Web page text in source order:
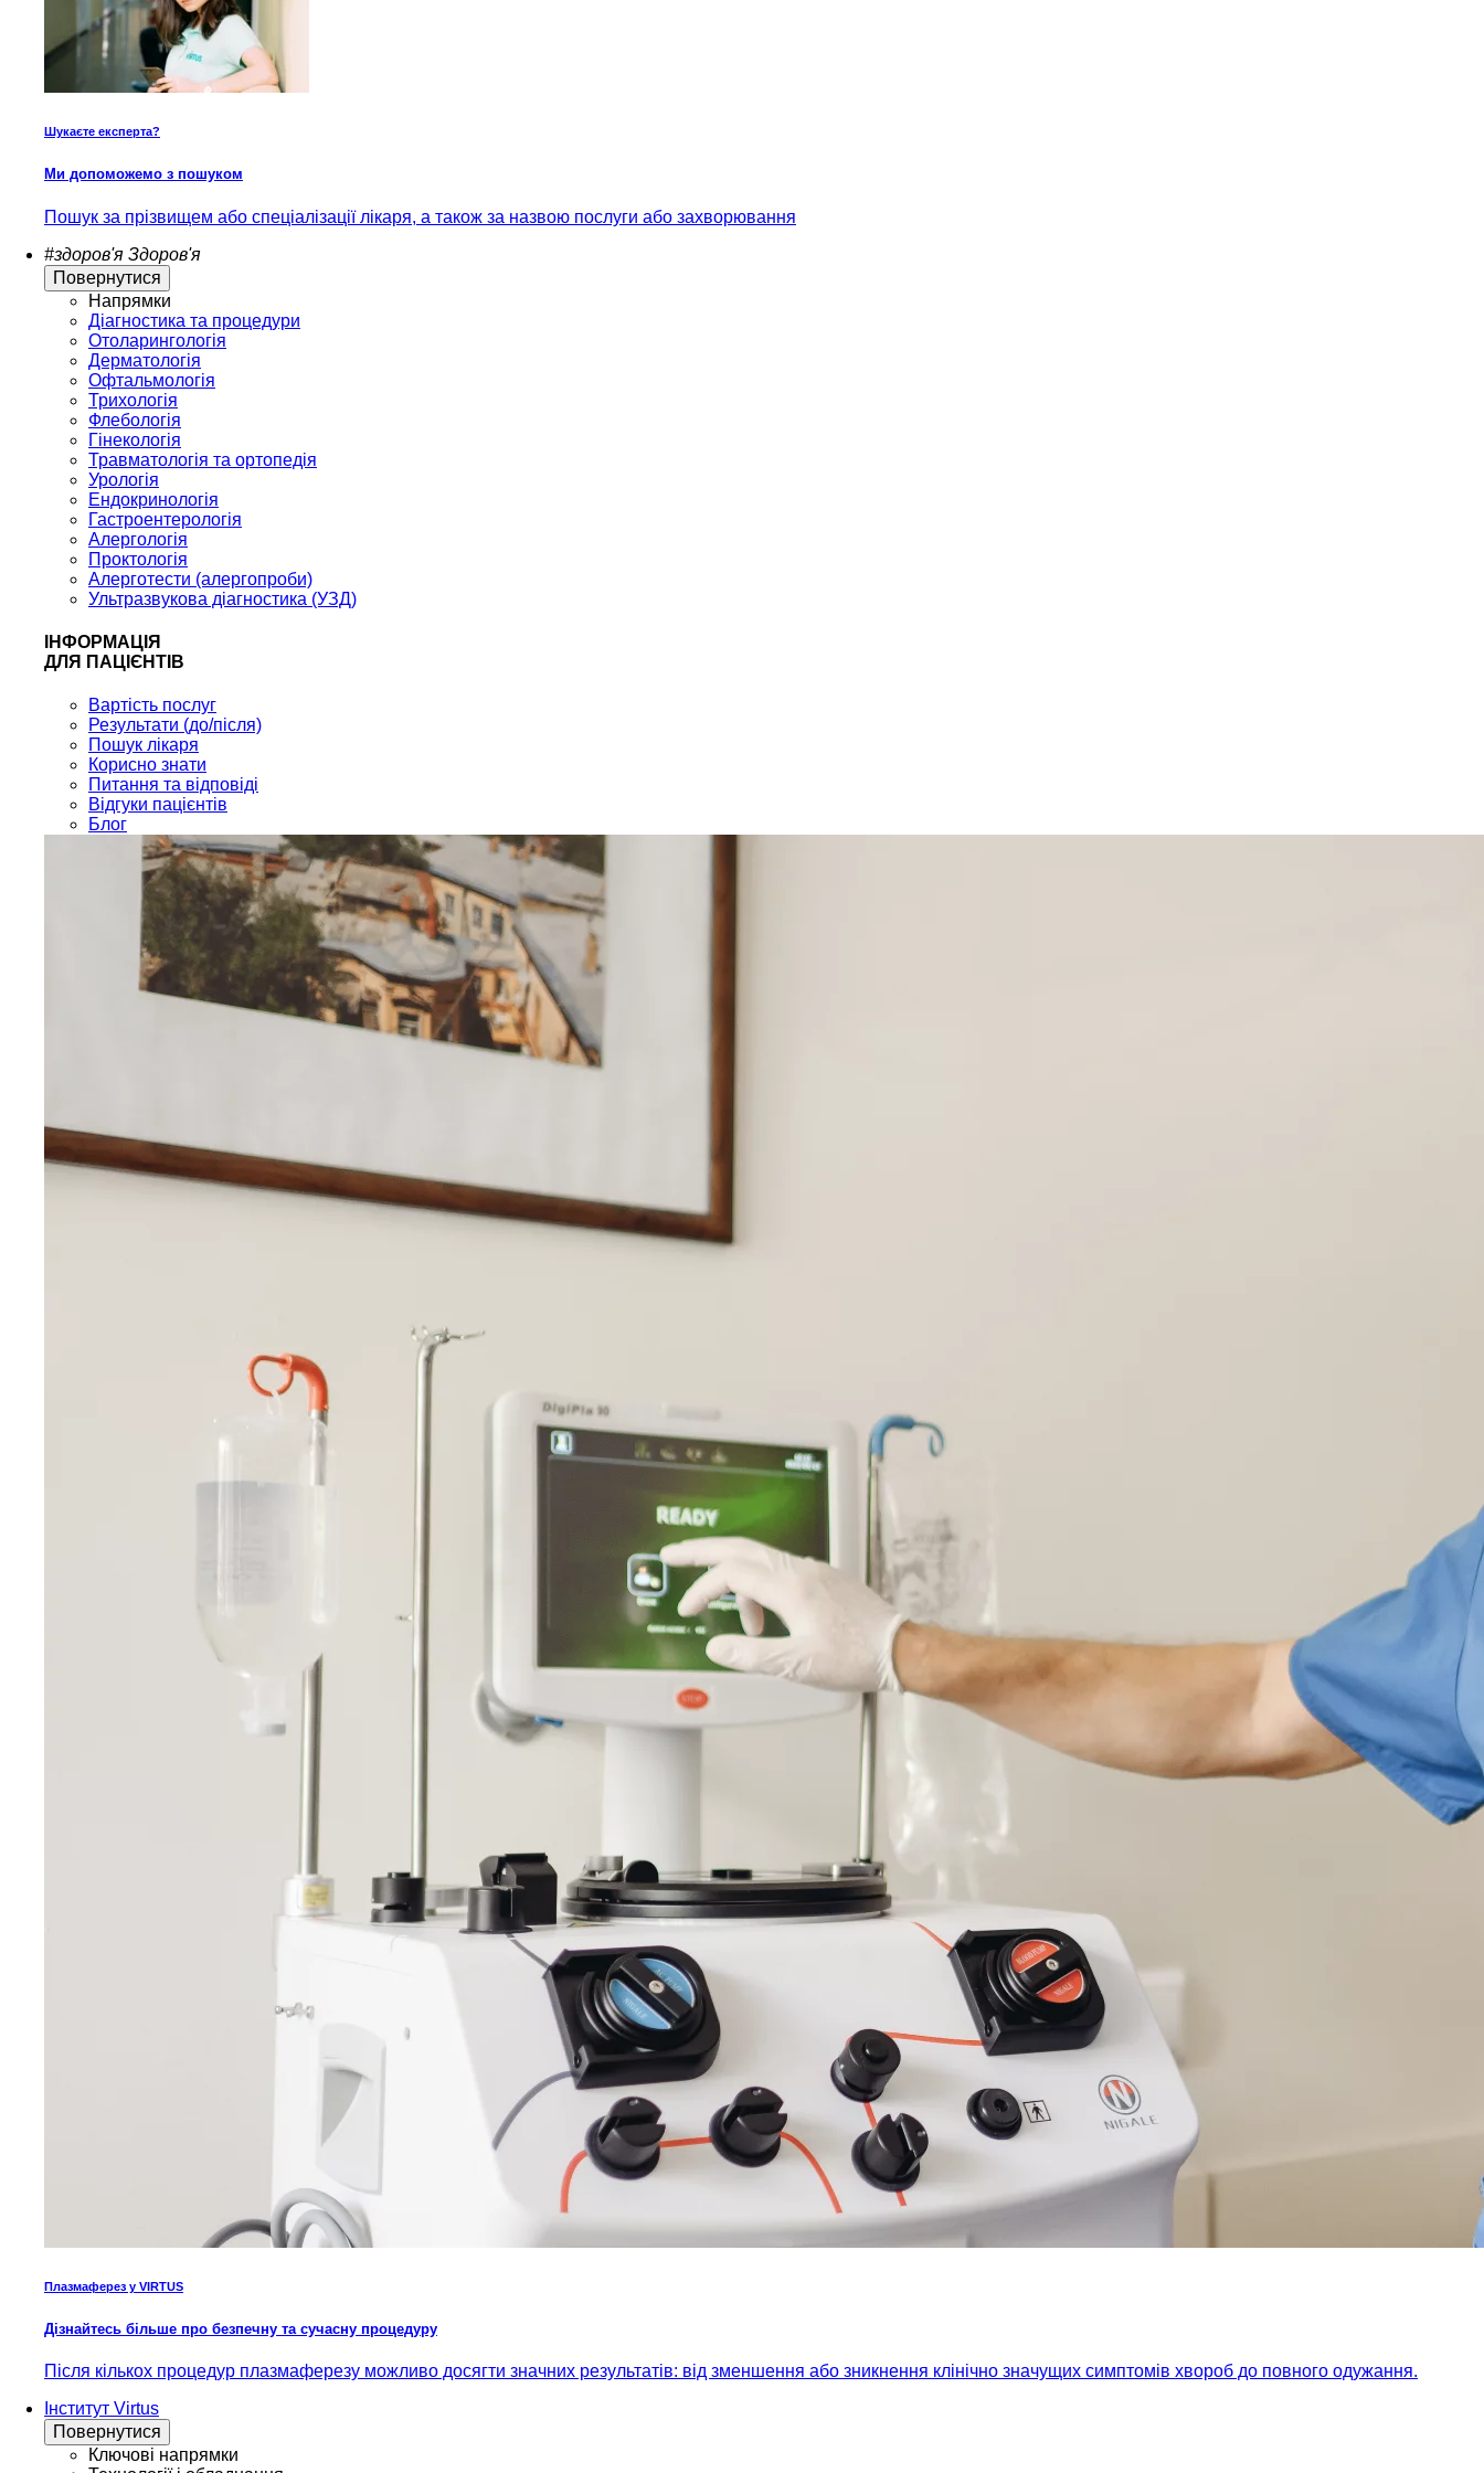
Шукаєте експерта?
Ми допоможемо з пошуком
Пошук за прізвищем або спеціалізації лікаря, а також за назвою послуги або захворювання
#здоров'я Здоров'я
Повернутися
Напрямки
Діагностика та процедури
Отоларингологія
Дерматологія
Офтальмологія
Трихологія
Флебологія
Гінекологія
Травматологія та ортопедія
Урологія
Ендокринологія
Гастроентерологія
Алергологія
Проктологія
Алерготести (алергопроби)
Ультразвукова діагностика (УЗД)
ІНФОРМАЦІЯ
ДЛЯ ПАЦІЄНТІВ
Вартість послуг
Результати (до/після)
Пошук лікаря
Корисно знати
Питання та відповіді
Відгуки пацієнтів
Блог
Плазмаферез у VIRTUS
Дізнайтесь більше про безпечну та сучасну процедуру
Після кількох процедур плазмаферезу можливо досягти значних результатів: від зменшення або зникнення клінічно значущих симптомів хвороб до повного одужання.
Інститут Virtus
Повернутися
Ключові напрямки